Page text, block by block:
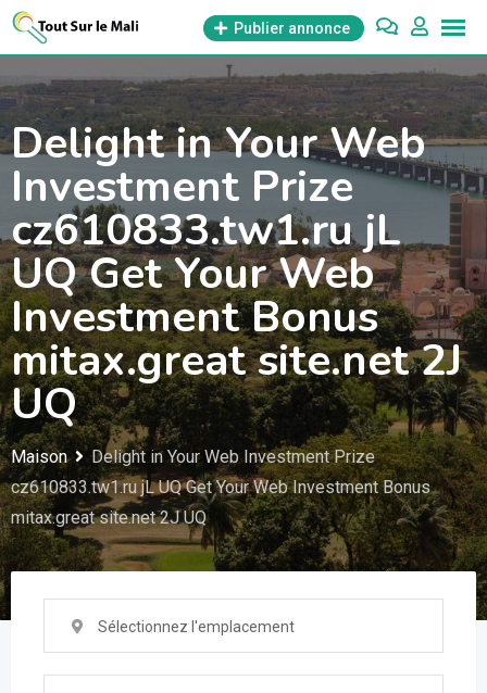
Aller
contenu
Publier annonce
Delight in Your Web
Investment Prize
cz610833.tw1.ru jL
UQ Get Your Web
Investment Bonus
mitax.great site.net 2J
UQ
Maison
Delight in Your Web Investment Prize
cz610833.tw1.ru jL UQ Get Your Web Investment Bonus
mitax.great site.net 2J UQ
Sélectionnez l'emplacement